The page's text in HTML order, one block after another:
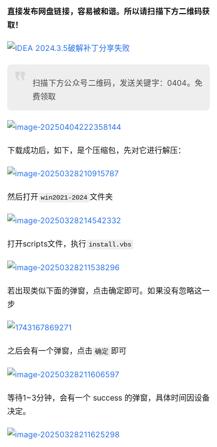
直接发布网盘链接，容易被和谐。所以请扫描下方二维码获
取！
扫描下方公众号二维码，发送关键字：0404。免
费领取
下载成功后，如下，是个压缩包，先对它进行解压：
然后打开 win2021-2024 文件夹
打开scripts文件，执行 install.vbs
若出现类似下面的弹窗，点击确定即可。如果没有忽略这一
步
之后会有一个弹窗，点击 确定 即可
等待1~3分钟，会有一个 success 的弹窗，具体时间因设备
决定。